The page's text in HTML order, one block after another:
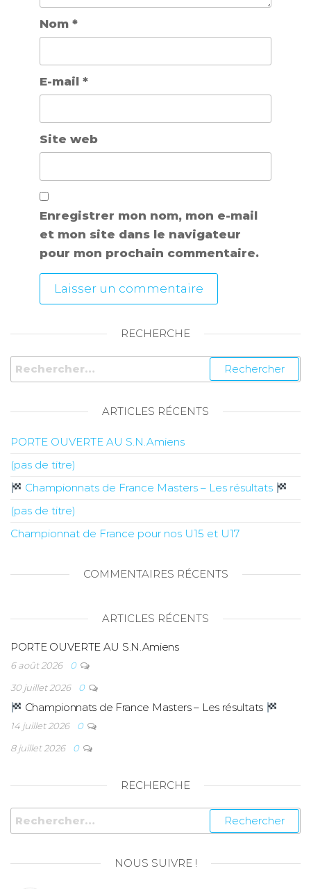
Nom *
E-mail *
Site web
Enregistrer mon nom, mon e-mail
et mon site dans le navigateur
pour mon prochain commentaire.
RECHERCHE
ARTICLES RÉCENTS
PORTE OUVERTE AU S.N.Amiens
(pas de titre)
Championnats de France Masters – Les résultats
(pas de titre)
Championnat de France pour nos U15 et U17
COMMENTAIRES RÉCENTS
ARTICLES RÉCENTS
PORTE OUVERTE AU S.N.Amiens
6 août 2026
0
30 juillet 2026
0
Championnats de France Masters – Les résultats
14 juillet 2026
0
8 juillet 2026
0
RECHERCHE
NOUS SUIVRE !